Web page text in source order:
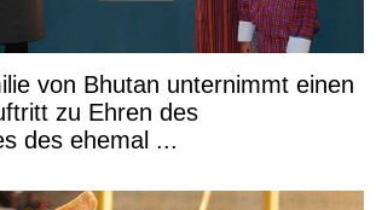
von Bhutan unternimmt einen
zu Ehren des
des ehemal ...